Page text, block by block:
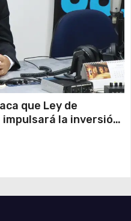
que Ley de
la inversión